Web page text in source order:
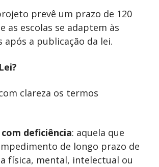
prevê um prazo de 120
as escolas se adaptem às
após a publicação da lei.
clareza os termos
com deficiência: aquela que
de longo prazo de
física, mental, intelectual ou